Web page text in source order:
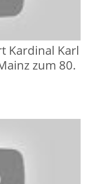
Kardinal Karl
zum 80.